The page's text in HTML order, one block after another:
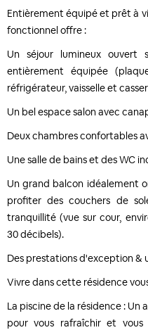
Entièrement équipé et prêt à
fonctionnel offre :
Un séjour lumineux
entièrement équipée
réfrigérateur, vaisselle et
Un bel espace salon avec
Deux chambres confortables
Une salle de bains et des WC
Un grand balcon idéalement
profiter des couchers de
tranquillité (vue sur cour,
30 décibels).
Des prestations d'exception &
Vivre dans cette résidence
La piscine de la résidence : Un
pour vous rafraîchir et